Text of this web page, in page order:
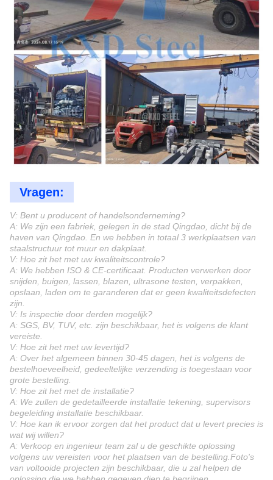
Vragen:
V: Bent u producent of handelsonderneming?
A: We zijn een fabriek, gelegen in de stad Qingdao, dicht bij de
haven van Qingdao. En we hebben in totaal 3 werkplaatsen van
staalstructuur tot muur en dakplaat.
V: Hoe zit het met uw kwaliteitscontrole?
A: We hebben ISO & CE-certificaat. Producten verwerken door
snijden, buigen, lassen, blazen, ultrasone testen, verpakken,
opslaan, laden om te garanderen dat er geen kwaliteitsdefecten
zijn.
V: Is inspectie door derden mogelijk?
A: SGS, BV, TUV, etc. zijn beschikbaar, het is volgens de klant
vereiste.
V: Hoe zit het met uw levertijd?
A: Over het algemeen binnen 30-45 dagen, het is volgens de
bestelhoeveelheid, gedeeltelijke verzending is toegestaan voor
grote bestelling.
V: Hoe zit het met de installatie?
A: We zullen de gedetailleerde installatie tekening, supervisors
begeleiding installatie beschikbaar.
V: Hoe kan ik ervoor zorgen dat het product dat u levert precies is
wat wij willen?
A: Verkoop en ingenieur team zal u de geschikte oplossing
volgens uw vereisten voor het plaatsen van de bestelling.Foto's
van voltooide projecten zijn beschikbaar, die u zal helpen de